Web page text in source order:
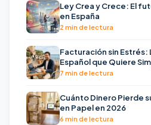
Ley Crea y Crece: El
en España
2 min de lectura
Facturación sin Estrés:
Español que Quiere
7 min de lectura
Cuánto Dinero Pierde
en Papel en 2026
6 min de lectura